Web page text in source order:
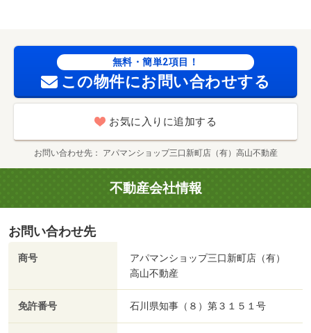
し／敷地内ごみ置き場／平面駐車場／プロパンガス／洗面
所にドア／室内物干機／ＢＳ／年内入居可／礼金１ヶ月／
保証会社利用可／全室照明付／スギ薬局金沢大手町店（ド
ラッグストア）まで３４１ｍ／ファミリーマート金沢橋場
町店（コンビニ）まで４３８ｍ／兼六園（その他）まで４
２３ｍ／ひがし茶屋街（その他）まで８６７ｍ／金沢２１
世紀美術館（その他）まで８７３ｍ／金沢市役所（その
他）まで９８２ｍ/賃貸戸数:12戸
無料・簡単2項目！
この物件にお問い合わせする
お気に入りに追加する
お問い合わせ先 アパマンショップ三口新町店（有）高山不動産
不動産会社情報
お問い合わせ先
商号
アパマンショップ三口新町店（有）
高山不動産
免許番号 石川県知事（８）第３１５１号